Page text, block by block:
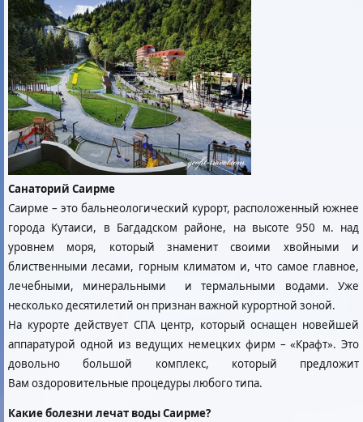
Санаторий Саирме
Саирме – это бальнеологический курорт, расположенный южнее
города Кутаиси, в Багдадском районе, на высоте 950 м. над
уровнем моря, который знаменит своими хвойными и
блиственными лесами, горным климатом и, что самое главное,
лечебными, минеральными и термальными водами. Уже
несколько десятилетий он признан важной курортной зоной.
На курорте действует СПА центр, который оснащен новейшей
аппаратурой одной из ведущих немецких фирм – «Крафт». Это
довольно большой комплекс, который предложит
Bам оздоровительные процедуры любого типа.
Какие болезни лечат воды Саирме?